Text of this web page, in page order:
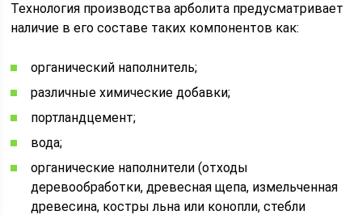
Технология производства арболита предусматривает
наличие в его составе таких компонентов как:
органический наполнитель;
различные химические добавки;
портландцемент;
вода;
органические наполнители (отходы
деревообработки, древесная щепа, измельченная
древесина, костры льна или конопли, стебли